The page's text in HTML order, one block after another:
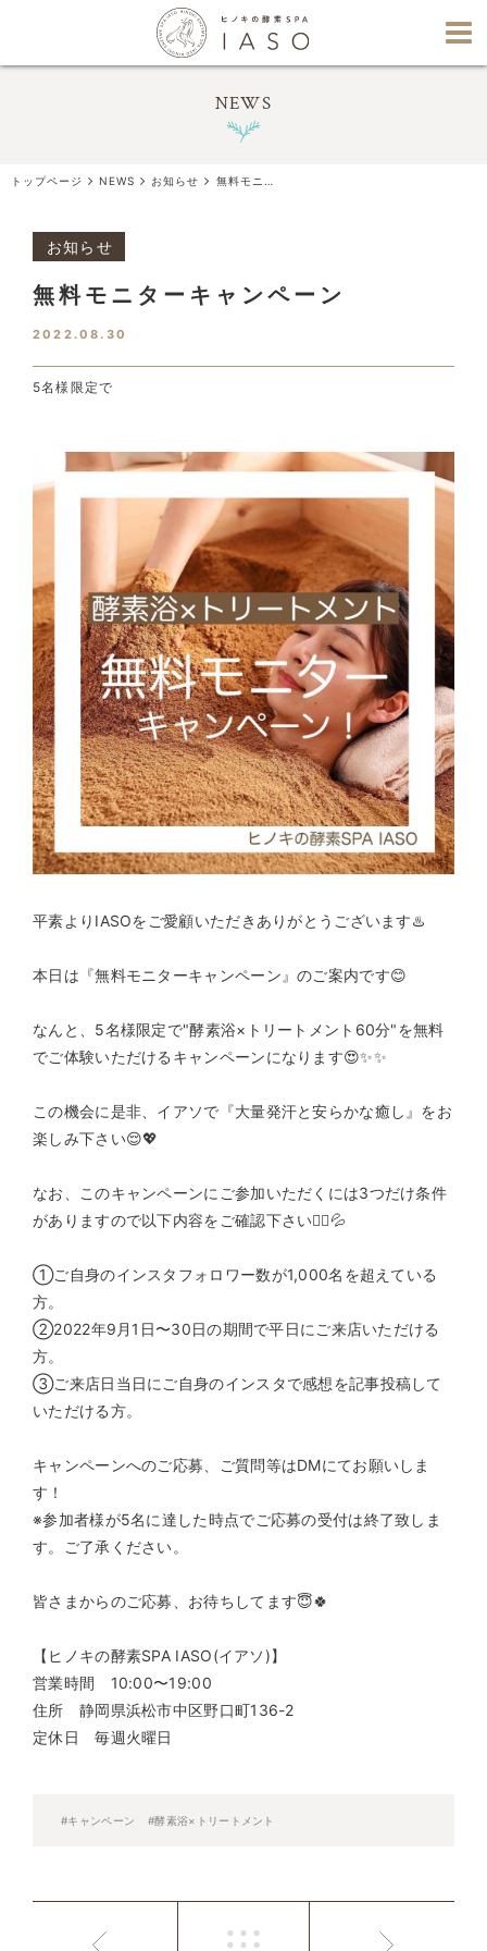
NEWS
トップページ NEWS お知らせ
お知らせ
無料モニターキャンペーン
2022.08.30
5名様限定で
平素よりIASOをご愛顧いただきありがとうございます♨️
本日は『無料モニターキャンペーン』のご案内です😊
なんと、5名様限定で"酵素浴×トリートメント60分"を無料
でご体験いただけるキャンペーンになります😍✨✨
この機会に是非、イアソで『大量発汗と安らかな癒し』をお
楽しみ下さい😌💖
なお、このキャンペーンにご参加いただくには3つだけ条件
がありますので以下内容をご確認下さい🙇‍♂️💦
①ご自身のインスタフォロワー数が1,000名を超えている
方。
②2022年9月1日〜30日の期間で平日にご来店いただける
方。
③ご来店日当日にご自身のインスタで感想を記事投稿して
いただける方。
キャンペーンへのご応募、ご質問等はDMにてお願いしま
す！
※参加者様が5名に達した時点でご応募の受付は終了致しま
す。ご了承ください。
皆さまからのご応募、お待ちしてます😇🍀
【ヒノキの酵素SPA IASO(イアソ)】
営業時間 10:00〜19:00
住所 静岡県浜松市中区野口町136-2
定休日 毎週火曜日
#キャンペーン #酵素浴×トリートメント